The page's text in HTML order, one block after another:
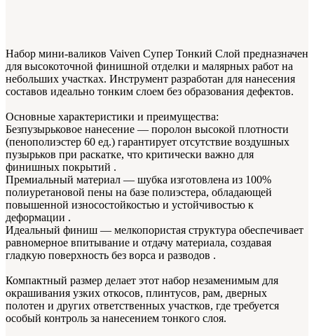
Набор мини-валиков Vaiven Супер Тонкий Слой предназначен
для высокоточной финишной отделки и малярных работ на
небольших участках. Инструмент разработан для нанесения
составов идеально тонким слоем без образования дефектов.
Основные характеристики и преимущества:
Безпузырьковое нанесение — поролон высокой плотности
(пенополиэстер 60 ед.) гарантирует отсутствие воздушных
пузырьков при раскатке, что критически важно для
финишных покрытий .
Премиальный материал — шубка изготовлена из 100%
полиуретановой пены на базе полиэстера, обладающей
повышенной износостойкостью и устойчивостью к
деформации .
Идеальный финиш — мелкопористая структура обеспечивает
равномерное впитывание и отдачу материала, создавая
гладкую поверхность без ворса и разводов .
Компактный размер делает этот набор незаменимым для
окрашивания узких откосов, плинтусов, рам, дверных
полотен и других ответственных участков, где требуется
особый контроль за нанесением тонкого слоя.